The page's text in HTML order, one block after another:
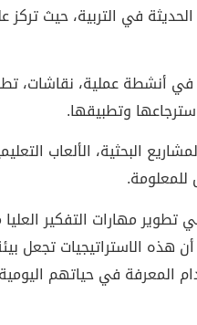
في التربية، حيث
أنشطة عملية، نقاشات،
وتطبيقها.
البحثية، الألعاب
مهارات التفكير العليا
هذه الاستراتيجيات تجعل
المعرفة في حياتهم